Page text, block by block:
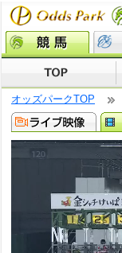
オッズパークTOP